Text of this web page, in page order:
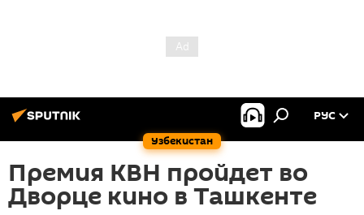
Узбекистан
РУС
Премия КВН пройдет во
Дворце кино в Ташкенте